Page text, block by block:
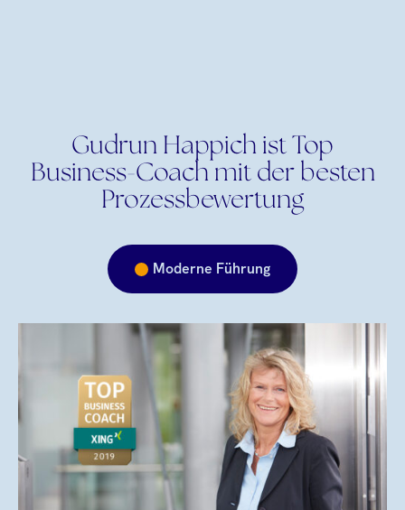
Gudrun Happich ist Top
Business-Coach mit der besten
Prozessbewertung
Moderne Führung